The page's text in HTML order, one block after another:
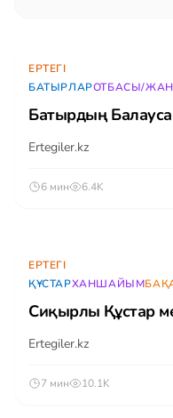
ЕРТЕГІ
БАТЫРЛАРОТБАСЫ/
Батырдың
Ertegiler.kz
6 мин 6.4K
ЕРТЕГІ
ҚҰСТАРХАНШАЙЫМ
Сиқырлы Құстар
Ertegiler.kz
7 мин 10.1K